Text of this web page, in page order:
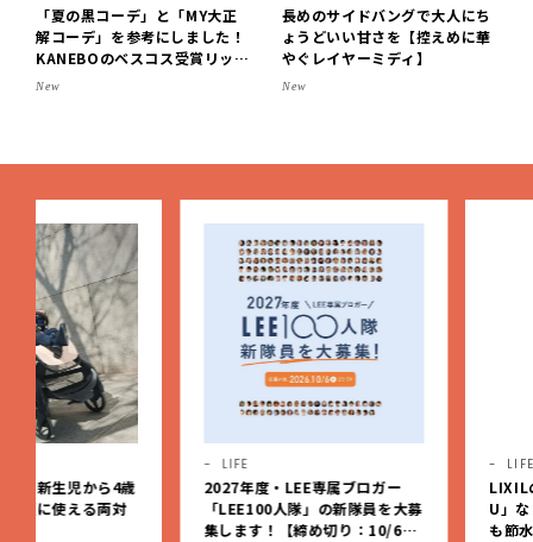
「夏の黒コーデ」と「MY大正
解コーデ」を参考にしました！
KANEBOのベスコス受賞リップ
購入も。LEE8・9月号を読んだ
New
長めのサイドバングで大人にち
ょうどいい甘さを【控えめに華
やぐレイヤーミディ】
New
2027年度・LEE専属ブロガー
「LEE100人隊」の新隊員を大募
集します！【締め切り：10/6
LIXILの新シャワーヘッド
U」なら、5つの水流で美
も節水も！